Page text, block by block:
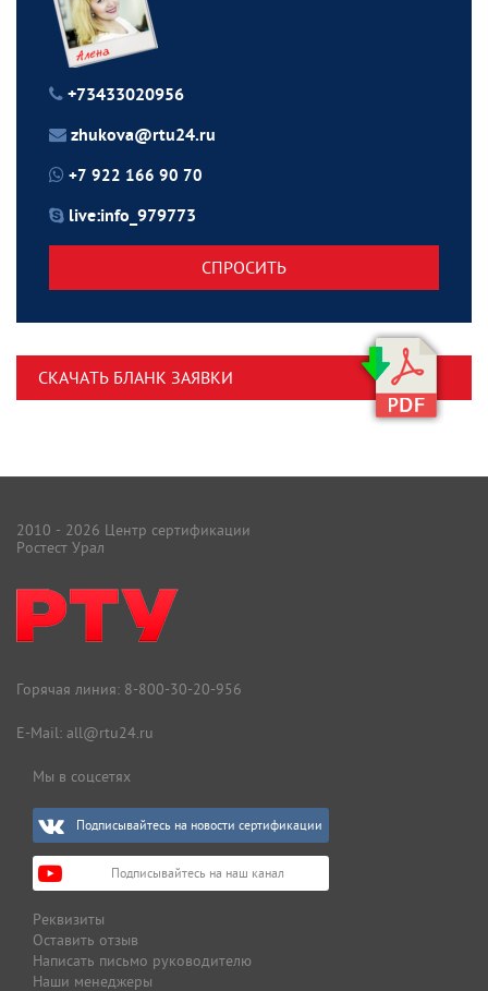
+73433020956
zhukova@rtu24.ru
+7 922 166 90 70
live:info_979773
СПРОСИТЬ
СКАЧАТЬ БЛАНК ЗАЯВКИ
2010 - 2026 Центр сертификации
Ростест Урал
Горячая линия: 8-800-30-20-956
E-Mail: all@rtu24.ru
Мы в соцсетях
Подписывайтесь на новости сертификации
Подписывайтесь на наш канал
Реквизиты
Оставить отзыв
Написать письмо руководителю
Наши менеджеры